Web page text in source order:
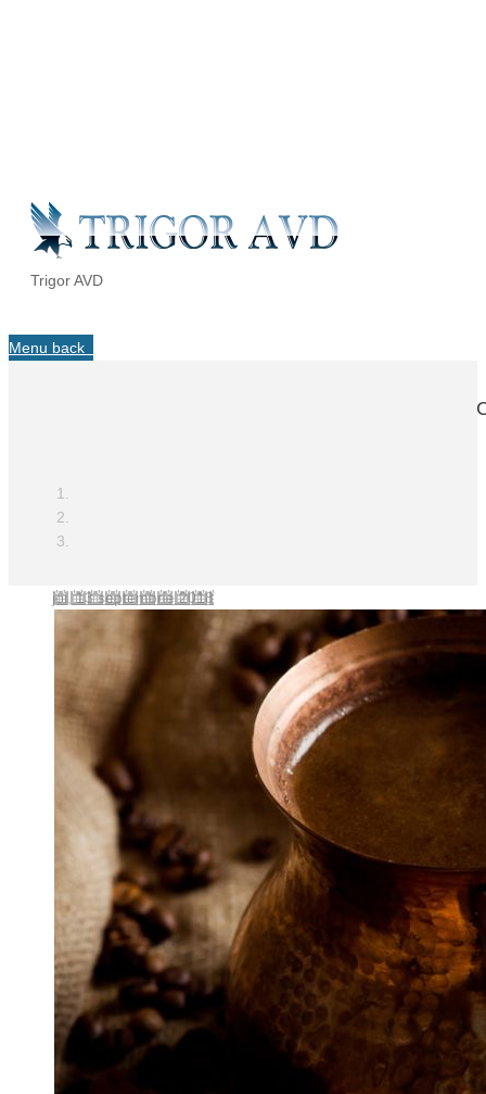
Trigor AVD
Menu back
joi, 13 septembrie 2018